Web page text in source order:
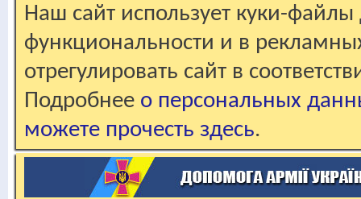
Наш сайт использует куки-файлы
функциональности и в
отрегулировать сайт в
Подробнее о персональных
можете прочесть здесь.